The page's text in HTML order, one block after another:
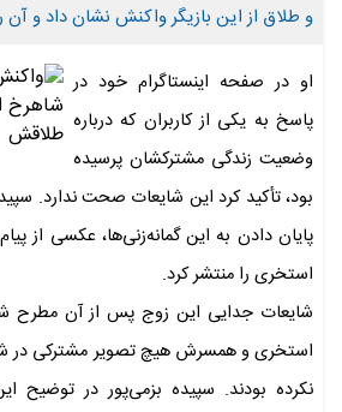
و طلاق از این بازیگر واکنش نشان داد و آن
او در صفحه اینستاگرام خود در
پاسخ به یکی از کاربران که درباره
وضعیت زندگی مشترکشان پرسیده
بود، تأکید کرد این شایعات صحت ندارد.
پایان دادن به این گمانه‌زنی‌ها، عکسی
استخری را منتشر کرد.
شایعات جدایی این زوج پس از آن مطرح
استخری و همسرش هیچ تصویر مشترکی در
نکرده بودند. سپیده بزمی‌پور در توضیح